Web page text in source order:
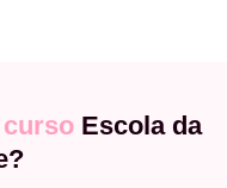
Escola da